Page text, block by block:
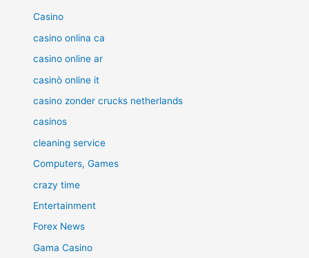
Casino
casino onlina ca
casino online ar
casinò online it
casino zonder crucks netherlands
casinos
cleaning service
Computers, Games
crazy time
Entertainment
Forex News
Gama Casino